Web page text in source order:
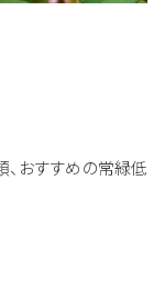
おすすめの常緑低